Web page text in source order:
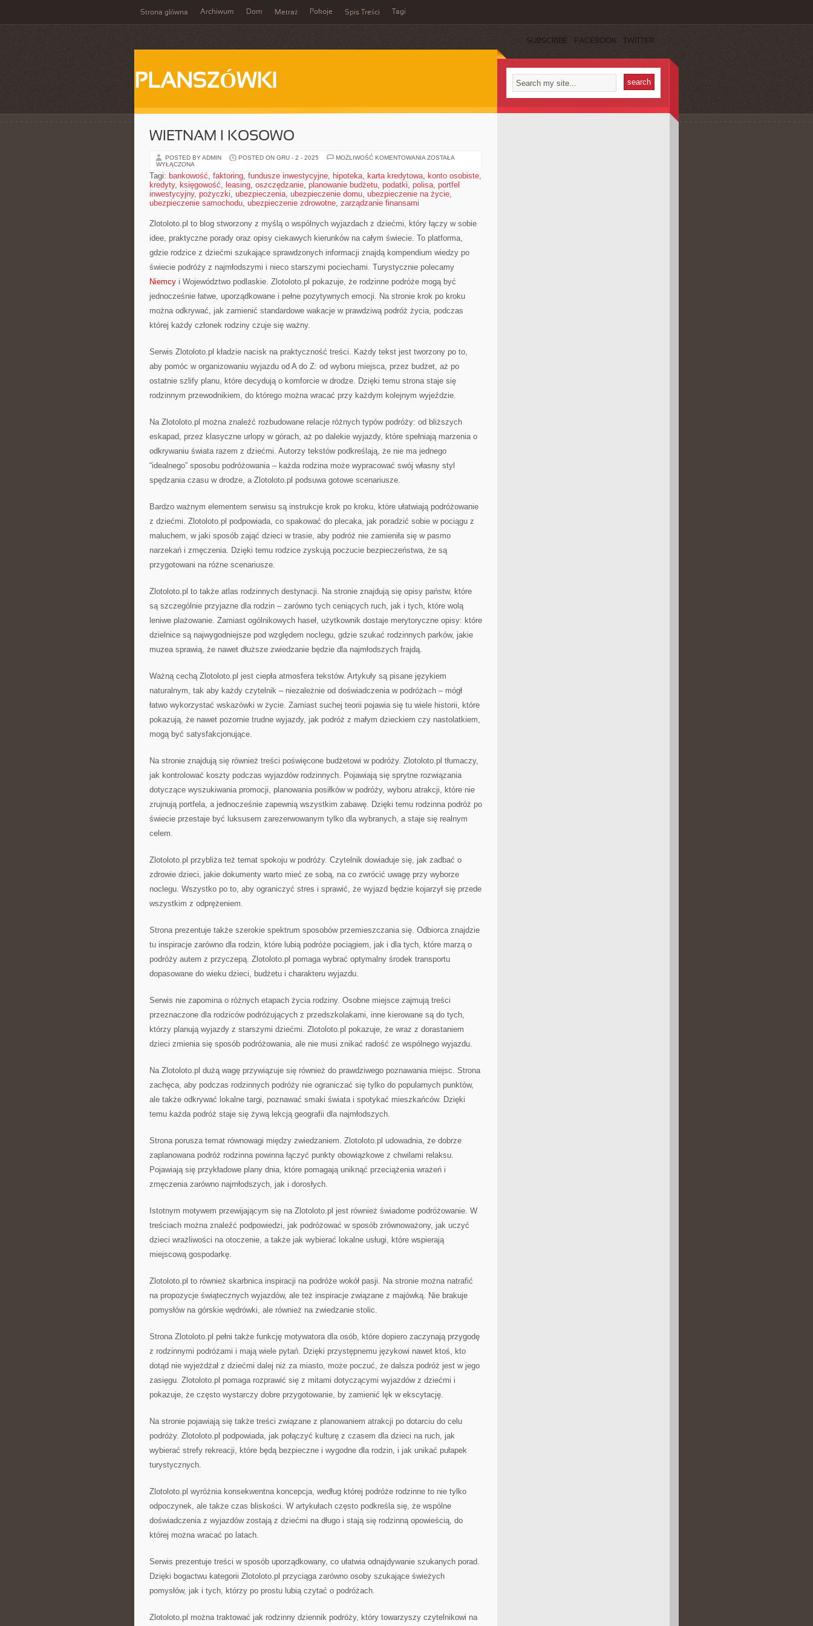
Strona główna Archiwum Dom Metraż Pokoje Spis Treści Tagi
SUBSCRIBE FACEBOOK TWITTER
PLANSZÓWKI
WIETNAM I KOSOWO
POSTED BY ADMIN POSTED ON GRU - 2 - 2025 MOŻLIWOŚĆ KOMENTOWANIA WIETNAM
ZOSTAŁA
WYŁĄCZONA
Tagi: bankowość, faktoring, fundusze inwestycyjne, hipoteka, karta kredytowa, konto osobiste,
kredyty, księgowość, leasing, oszczędzanie, planowanie budżetu, podatki, polisa, portfel
inwestycyjny, pożyczki, ubezpieczenia, ubezpieczenie domu, ubezpieczenie na życie,
ubezpieczenie samochodu, ubezpieczenie zdrowotne, zarządzanie finansami
Zlotoloto.pl to blog stworzony z myślą o wspólnych wyjazdach z dziećmi, który łączy w sobie
idee, praktyczne porady oraz opisy ciekawych kierunków na całym świecie. To platforma,
gdzie rodzice z dziećmi szukające sprawdzonych informacji znajdą kompendium wiedzy po
świecie podróży z najmłodszymi i nieco starszymi pociechami. Turystycznie polecamy
Niemcy i Województwo podlaskie. Zlotoloto.pl pokazuje, że rodzinne podróże mogą być
jednocześnie łatwe, uporządkowane i pełne pozytywnych emocji. Na stronie krok po kroku
można odkrywać, jak zamienić standardowe wakacje w prawdziwą podróż życia, podczas
której każdy członek rodziny czuje się ważny.
Serwis Zlotoloto.pl kładzie nacisk na praktyczność treści. Każdy tekst jest tworzony po to,
aby pomóc w organizowaniu wyjazdu od A do Z: od wyboru miejsca, przez budżet, aż po
ostatnie szlify planu, które decydują o komforcie w drodze. Dzięki temu strona staje się
rodzinnym przewodnikiem, do którego można wracać przy każdym kolejnym wyjeździe.
Na Zlotoloto.pl można znaleźć rozbudowane relacje różnych typów podróży: od bliższych
eskapad, przez klasyczne urlopy w górach, aż po dalekie wyjazdy, które spełniają marzenia o
odkrywaniu świata razem z dziećmi. Autorzy tekstów podkreślają, że nie ma jednego
“idealnego” sposobu podróżowania – każda rodzina może wypracować swój własny styl
spędzania czasu w drodze, a Zlotoloto.pl podsuwa gotowe scenariusze.
Bardzo ważnym elementem serwisu są instrukcje krok po kroku, które ułatwiają podróżowanie
z dziećmi. Zlotoloto.pl podpowiada, co spakować do plecaka, jak poradzić sobie w pociągu z
maluchem, w jaki sposób zająć dzieci w trasie, aby podróż nie zamieniła się w pasmo
narzekań i zmęczenia. Dzięki temu rodzice zyskują poczucie bezpieczeństwa, że są
przygotowani na różne scenariusze.
Zlotoloto.pl to także atlas rodzinnych destynacji. Na stronie znajdują się opisy państw, które
są szczególnie przyjazne dla rodzin – zarówno tych ceniących ruch, jak i tych, które wolą
leniwe plażowanie. Zamiast ogólnikowych haseł, użytkownik dostaje merytoryczne opisy: które
dzielnice są najwygodniejsze pod względem noclegu, gdzie szukać rodzinnych parków, jakie
muzea sprawią, że nawet dłuższe zwiedzanie będzie dla najmłodszych frajdą.
Ważną cechą Zlotoloto.pl jest ciepła atmosfera tekstów. Artykuły są pisane językiem
naturalnym, tak aby każdy czytelnik – niezależnie od doświadczenia w podróżach – mógł
łatwo wykorzystać wskazówki w życie. Zamiast suchej teorii pojawia się tu wiele historii, które
pokazują, że nawet pozornie trudne wyjazdy, jak podróż z małym dzieckiem czy nastolatkiem,
mogą być satysfakcjonujące.
Na stronie znajdują się również treści poświęcone budżetowi w podróży. Zlotoloto.pl tłumaczy,
jak kontrolować koszty podczas wyjazdów rodzinnych. Pojawiają się sprytne rozwiązania
dotyczące wyszukiwania promocji, planowania posiłków w podróży, wyboru atrakcji, które nie
zrujnują portfela, a jednocześnie zapewnią wszystkim zabawę. Dzięki temu rodzinna podróż po
świecie przestaje być luksusem zarezerwowanym tylko dla wybranych, a staje się realnym
celem.
Zlotoloto.pl przybliża też temat spokoju w podróży. Czytelnik dowiaduje się, jak zadbać o
zdrowie dzieci, jakie dokumenty warto mieć ze sobą, na co zwrócić uwagę przy wyborze
noclegu. Wszystko po to, aby ograniczyć stres i sprawić, że wyjazd będzie kojarzył się przede
wszystkim z odprężeniem.
Strona prezentuje także szerokie spektrum sposobów przemieszczania się. Odbiorca znajdzie
tu inspiracje zarówno dla rodzin, które lubią podróże pociągiem, jak i dla tych, które marzą o
podróży autem z przyczepą. Zlotoloto.pl pomaga wybrać optymalny środek transportu
dopasowane do wieku dzieci, budżetu i charakteru wyjazdu.
Serwis nie zapomina o różnych etapach życia rodziny. Osobne miejsce zajmują treści
przeznaczone dla rodziców podróżujących z przedszkolakami, inne kierowane są do tych,
którzy planują wyjazdy z starszymi dziećmi. Zlotoloto.pl pokazuje, że wraz z dorastaniem
dzieci zmienia się sposób podróżowania, ale nie musi znikać radość ze wspólnego wyjazdu.
Na Zlotoloto.pl dużą wagę przywiązuje się również do prawdziwego poznawania miejsc. Strona
zachęca, aby podczas rodzinnych podróży nie ograniczać się tylko do popularnych punktów,
ale także odkrywać lokalne targi, poznawać smaki świata i spotykać mieszkańców. Dzięki
temu każda podróż staje się żywą lekcją geografii dla najmłodszych.
Strona porusza temat równowagi między zwiedzaniem. Zlotoloto.pl udowadnia, że dobrze
zaplanowana podróż rodzinna powinna łączyć punkty obowiązkowe z chwilami relaksu.
Pojawiają się przykładowe plany dnia, które pomagają uniknąć przeciążenia wrażeń i
zmęczenia zarówno najmłodszych, jak i dorosłych.
Istotnym motywem przewijającym się na Zlotoloto.pl jest również świadome podróżowanie. W
treściach można znaleźć podpowiedzi, jak podróżować w sposób zrównoważony, jak uczyć
dzieci wrażliwości na otoczenie, a także jak wybierać lokalne usługi, które wspierają
miejscową gospodarkę.
Zlotoloto.pl to również skarbnica inspiracji na podróże wokół pasji. Na stronie można natrafić
na propozycje świątecznych wyjazdów, ale też inspiracje związane z majówką. Nie brakuje
pomysłów na górskie wędrówki, ale również na zwiedzanie stolic.
Strona Zlotoloto.pl pełni także funkcję motywatora dla osób, które dopiero zaczynają przygodę
z rodzinnymi podróżami i mają wiele pytań. Dzięki przystępnemu językowi nawet ktoś, kto
dotąd nie wyjeżdżał z dziećmi dalej niż za miasto, może poczuć, że dalsza podróż jest w jego
zasięgu. Zlotoloto.pl pomaga rozprawić się z mitami dotyczącymi wyjazdów z dziećmi i
pokazuje, że często wystarczy dobre przygotowanie, by zamienić lęk w ekscytację.
Na stronie pojawiają się także treści związane z planowaniem atrakcji po dotarciu do celu
podróży. Zlotoloto.pl podpowiada, jak połączyć kulturę z czasem dla dzieci na ruch, jak
wybierać strefy rekreacji, które będą bezpieczne i wygodne dla rodzin, i jak unikać pułapek
turystycznych.
Zlotoloto.pl wyróżnia konsekwentna koncepcja, według której podróże rodzinne to nie tylko
odpoczynek, ale także czas bliskości. W artykułach często podkreśla się, że wspólne
doświadczenia z wyjazdów zostają z dziećmi na długo i stają się rodzinną opowieścią, do
której można wracać po latach.
Serwis prezentuje treści w sposób uporządkowany, co ułatwia odnajdywanie szukanych porad.
Dzięki bogactwu kategorii Zlotoloto.pl przyciąga zarówno osoby szukające świeżych
pomysłów, jak i tych, którzy po prostu lubią czytać o podróżach.
Zlotoloto.pl można traktować jak rodzinny dziennik podróży, który towarzyszy czytelnikowi na